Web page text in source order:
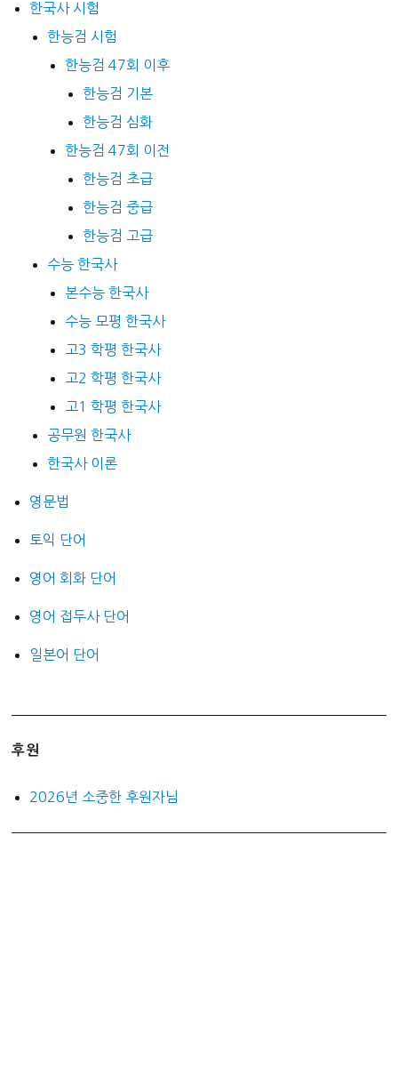
한국사 시험
한능검 시험
한능검 47회 이후
한능검 기본
한능검 심화
한능검 47회 이전
한능검 초급
한능검 중급
한능검 고급
수능 한국사
본수능 한국사
수능 모평 한국사
고3 학평 한국사
고2 학평 한국사
고1 학평 한국사
공무원 한국사
한국사 이론
영문법
토익 단어
영어 회화 단어
영어 접두사 단어
일본어 단어
후원
2026년 소중한 후원자님